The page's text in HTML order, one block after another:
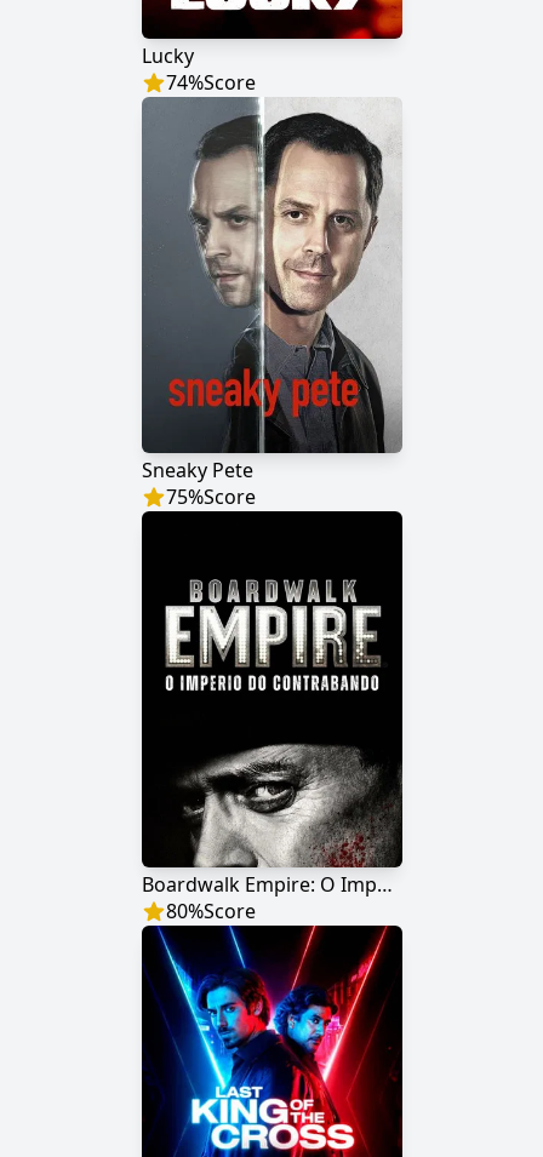
Lucky
74%Score
Sneaky Pete
75%Score
Boardwalk Empire: O Império do Contrabando
80%Score